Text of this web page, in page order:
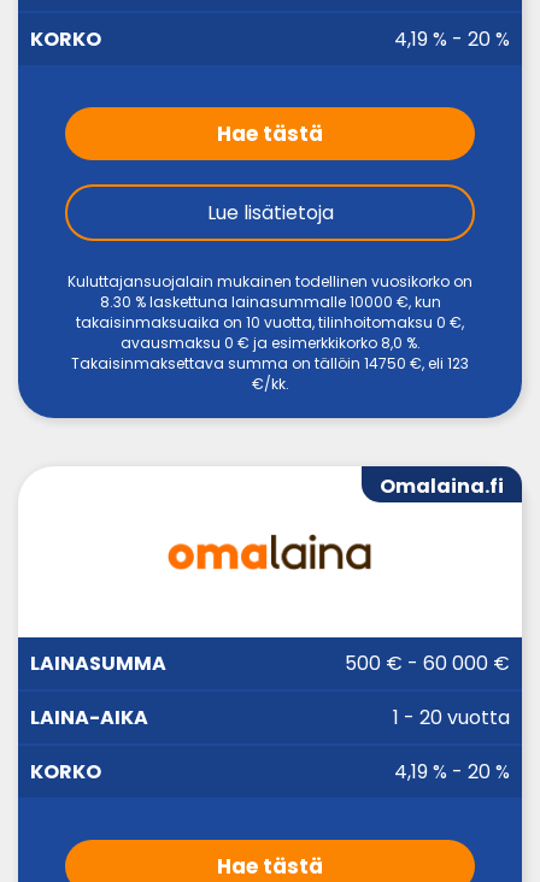
4,19 % - 20 %
Hae tästä
Lue lisätietoja
Kuluttajansuojalain mukainen todellinen vuosikorko on
8.30 % laskettuna lainasummalle 10000 €, kun
takaisinmaksuaika on 10 vuotta, tilinhoitomaksu 0 €,
avausmaksu 0 € ja esimerkkikorko 8,0 %.
Takaisinmaksettava summa on tällöin 14750 €, eli 123
€/kk.
Omalaina.fi
LAINASUMMA KORKO500 € - 60 000 €
1 - 20 vuotta
4,19 % - 20 %
Hae tästä